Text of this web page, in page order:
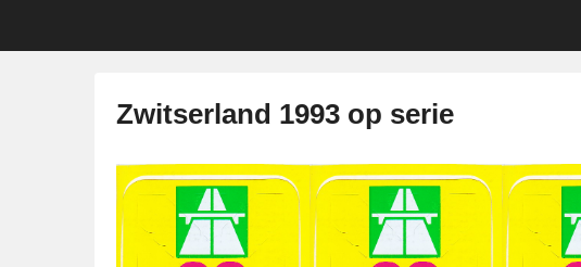
Zwitserland 1993 op serie
e
p